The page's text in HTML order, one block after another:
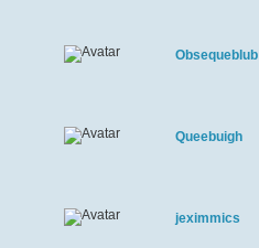
Obsequeblub
Queebuigh
jeximmics